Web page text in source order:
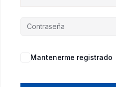
Mantenerme registrado